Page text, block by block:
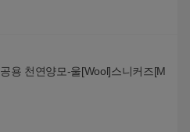
용 천연양모-울[Wool]스니커즈[M